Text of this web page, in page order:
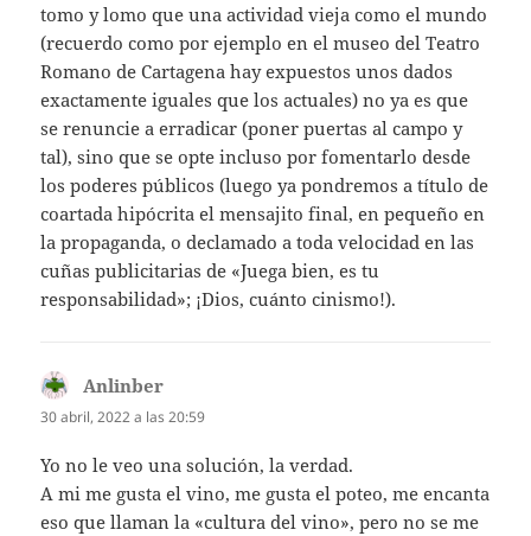
tomo y lomo que una actividad vieja como el mundo
(recuerdo como por ejemplo en el museo del Teatro
Romano de Cartagena hay expuestos unos dados
exactamente iguales que los actuales) no ya es que
se renuncie a erradicar (poner puertas al campo y
tal), sino que se opte incluso por fomentarlo desde
los poderes públicos (luego ya pondremos a título de
coartada hipócrita el mensajito final, en pequeño en
la propaganda, o declamado a toda velocidad en las
cuñas publicitarias de «Juega bien, es tu
responsabilidad»; ¡Dios, cuánto cinismo!).
Anlinber
30 abril, 2022 a las 20:59
Yo no le veo una solución, la verdad.
A mi me gusta el vino, me gusta el poteo, me encanta
eso que llaman la «cultura del vino», pero no se me